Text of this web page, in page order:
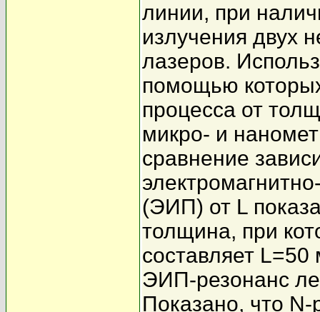
линии, при
излучения двух
лазеров.
помощью
процесса от
микро- и
сравнение
(ЭИП) от L
толщина, при
составляет
ЭИП-резонанс
Показано, что